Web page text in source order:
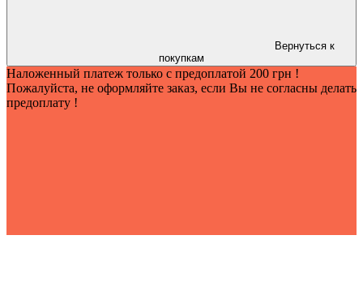
Вернуться к
покупкам
Наложенный платеж только с предоплатой 200 грн !
Пожалуйста, не оформляйте заказ, если Вы не согласны делать
предоплату !